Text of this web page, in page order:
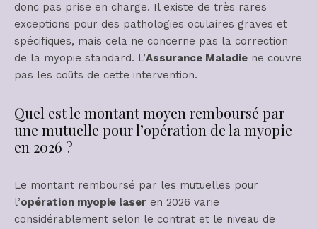
donc pas prise en charge. Il existe de très rares
exceptions pour des pathologies oculaires graves et
spécifiques, mais cela ne concerne pas la correction
de la myopie standard. L’Assurance Maladie ne couvre
pas les coûts de cette intervention.
Quel est le montant moyen remboursé par
une mutuelle pour l’opération de la myopie
en 2026 ?
Le montant remboursé par les mutuelles pour
l’opération myopie laser en 2026 varie
considérablement selon le contrat et le niveau de